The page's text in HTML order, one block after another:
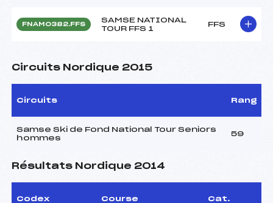
FNAM0382.FFS
SAMSE NATIONAL
TOUR FFS 1
FFS
Circuits Nordique 2015
Circuits Rang
Samse Ski de Fond National Tour Seniors
hommes
59
Résultats Nordique 2014
Codex Course Cat.